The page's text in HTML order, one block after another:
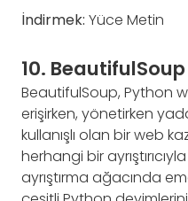
İndirmek: Yüce Metin
10. BeautifulSoup
BeautifulSoup, Python
erişirken, yönetirken
kullanışlı olan bir web
herhangi bir
ayrıştırma ağacında